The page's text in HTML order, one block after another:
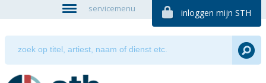
servicemenu inloggen mijn STH